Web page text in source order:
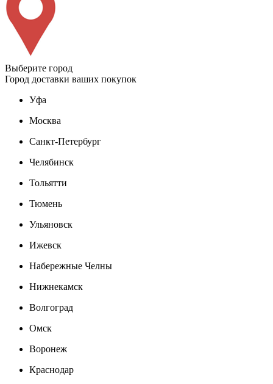
Выберите город
Город доставки ваших покупок
Уфа
Москва
Санкт-Петербург
Челябинск
Тольятти
Тюмень
Ульяновск
Ижевск
Набережные Челны
Нижнекамск
Волгоград
Омск
Воронеж
Краснодар